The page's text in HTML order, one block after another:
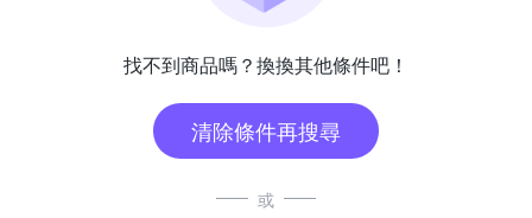
找不到商品嗎？換換其他條件吧！
清除條件再搜尋
或